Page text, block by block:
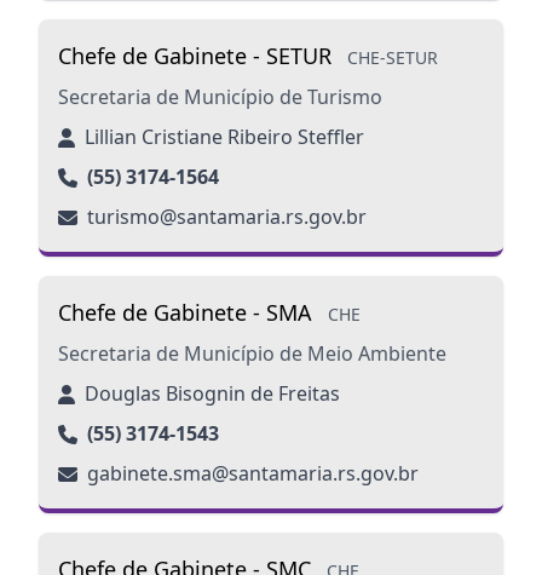
Chefe de Gabinete - SETUR CHE-SETUR
Secretaria de Município de Turismo
Lillian Cristiane Ribeiro Steffler
(55) 3174-1564
turismo@santamaria.rs.gov.br
Chefe de Gabinete - SMA CHE
Secretaria de Município de Meio Ambiente
Douglas Bisognin de Freitas
(55) 3174-1543
gabinete.sma@santamaria.rs.gov.br
Chefe de Gabinete - SMC